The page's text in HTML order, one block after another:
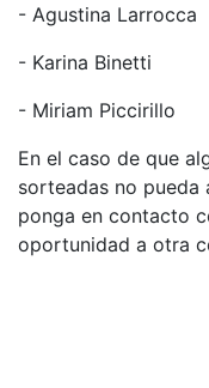
- Agustina Larrocca
- Karina Binetti
- Miriam Piccirillo
En el caso de que
sorteadas no pueda
ponga en contacto
oportunidad a otra